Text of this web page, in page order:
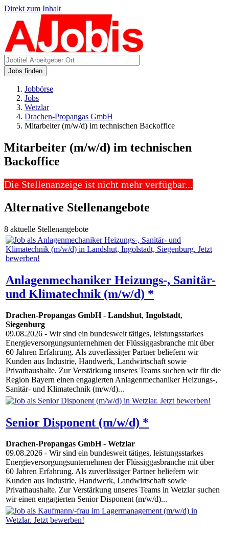
Direkt zum Inhalt
Jobs finden
Jobbörse
Jobs
Wetzlar
Drachen-Propangas GmbH
Mitarbeiter (m/w/d) im technischen Backoffice
Mitarbeiter (m/w/d) im technischen
Backoffice
Die Stellenanzeige ist nicht mehr verfügbar...
Alternative Stellenangebote
8 aktuelle Stellenangebote
Anlagenmechaniker Heizungs-, Sanitär-
und Klimatechnik (m/w/d) *
Drachen-Propangas GmbH- Landshut, Ingolstadt,
Siegenburg
09.08.2026 - Wir sind ein bundesweit tätiges, leistungsstarkes
Energie­ver­sor­gungs­unter­nehmen der Flüssiggasbranche mit über
60 Jahren Erfahrung. Als zuverlässiger Partner beliefern wir
Kunden aus Industrie, Handwerk, Landwirtschaft so­wie
Privathaushalte. Zur Verstärkung unseres Teams suchen wir für die
Region Bayern einen engagierten Anlagenmechaniker Heizungs-,
Sanitär- und Klimatechnik (m/w/d)...
Senior Disponent (m/w/d) *
Drachen-Propangas GmbH- Wetzlar
09.08.2026 - Wir sind ein bundesweit tätiges, leistungsstarkes
Energie­ver­sor­gungs­unter­nehmen der Flüssiggasbranche mit über
60 Jahren Erfahrung. Als zuverlässiger Partner beliefern wir
Kunden aus Industrie, Handwerk, Landwirtschaft so­wie
Privathaushalte. Zur Verstärkung unseres Teams in Wetzlar suchen
wir einen engagierten Senior Disponent (m/w/d)...